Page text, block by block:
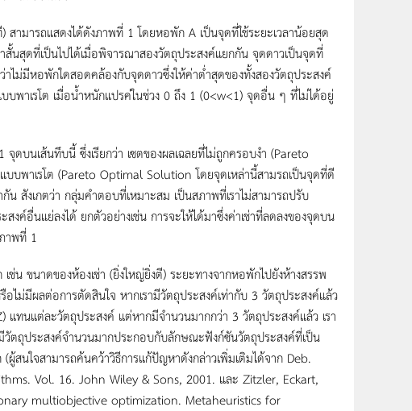
ารถแสดงได้ดังภาพที่ 1 โดยหอพัก A เป็นจุดที่ใช้ระยะเวลาน้อยสุด
นสุดที่เป็นไปได้เมื่อพิจารณาสองวัตถุประสงค์แยกกัน จุดดาวเป็นจุดที่
าไม่มีหอพักใดสอดคล้องกับจุดดาวซึ่งให้ค่าต่ำสุดของทั้งสองวัตถุประสงค์
พาเรโต เมื่อน้ำหนักแปรค่ในช่วง 0 ถึง 1 (0<w<1) จุดอื่น ๆ ที่ไม่ได้อยู่
ส้นทึบนี้ ซึ่งเรียกว่า เซตของผลเฉลยที่ไม่ถูกครอบงำ (Pareto
พาเรโต (Pareto Optimal Solution โดยจุดเหล่านี้สามรถเป็นจุดที่ดี
สังเกตว่า กลุ่มคำตอบที่เหมาะสม เป็นสภาพที่เราไม่สามารถปรับ
ค์อื่นแย่ลงได้ ยกตัวอย่างเช่น การจะให้ได้มาซึ่งค่าเช่าที่ลดลงของจุดบน
าพที่ 1
าดของห้องเช่า (ยิ่งใหญ่ยิ่งตี) ระยะทางจากหอพักไปยังห้างสรรพ
ม่มีผลต่อการตัดสินใจ หากเรามีวัตถุประสงค์เท่ากับ 3 วัตถุประสงค์แล้ว
แทนแต่ละวัตถุประสงค์ แต่หากมีจำนวนมากกว่า 3 วัตถุประสงค์แล้ว เรา
ตถุประสงค์จำนวนมากประกอบกับลักษณะฟังก์ซันวัตถุประสงค์ที่เป็น
สนใจสามารถค้นคว้าวิธีการแก้ปัญหาดังกล่าวเพิ่มเติมได้จาก Deb.
Vol. 16. John Wiley & Sons, 2001. และ Zitzler, Eckart,
multiobjective optimization. Metaheuristics for